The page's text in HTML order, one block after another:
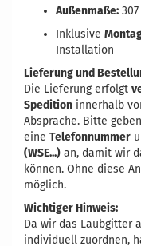
Außenmaße:
Inklusive
Installation
Lieferung und
Die Lieferung erfolgt
Spedition innerhalb
Absprache. Bitte
eine Telefonnummer
(WSE...) an, damit wir
können. Ohne diese
möglich.
Wichtiger Hinweis:
Da wir das Laubgitter
individuell zuordnen,